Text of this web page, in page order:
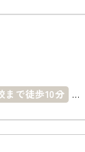
まで徒歩10分